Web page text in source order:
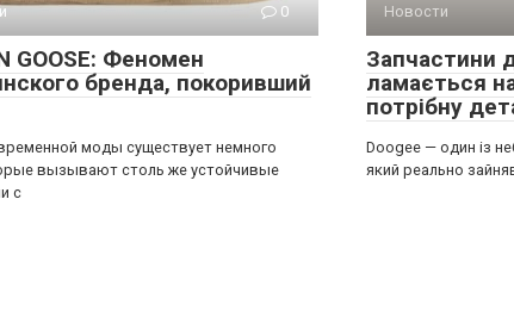
0
GOOSE: Феномен
бренда, покоривший
моды существует немного
вызывают столь же устойчивые
с
Новости
Запчастини
ламається
потрібну
Doogee — один із
який реально